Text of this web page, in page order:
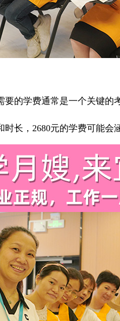
学费通常是一个关键的考
，2680元的学费可能会